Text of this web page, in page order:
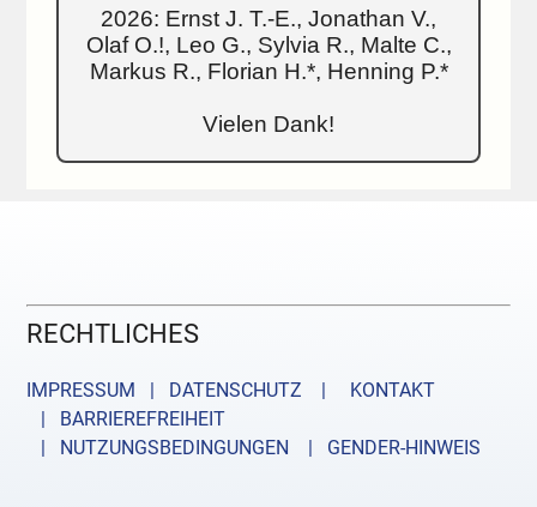
2026: Ernst J. T.-E., Jonathan V.,
Olaf O.!, Leo G., Sylvia R., Malte C.,
Markus R., Florian H.*, Henning P.*
Vielen Dank!
RECHTLICHES
IMPRESSUM | DATENSCHUTZ |
KONTAKT
| BARRIEREFREIHEIT
| NUTZUNGSBEDINGUNGEN
| GENDER-HINWEIS